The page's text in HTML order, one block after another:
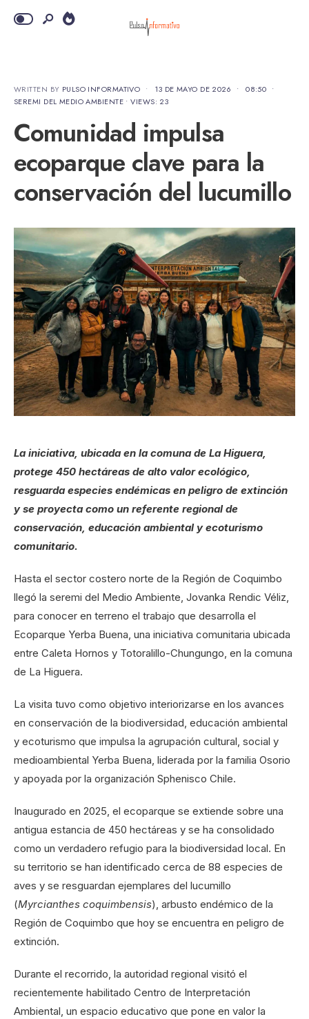
WRITTEN BY PULSO INFORMATIVO • 13 DE MAYO DE 2026 • 08:50 •
SEREMI DEL MEDIO AMBIENTE •VIEWS: 23
Comunidad impulsa
ecoparque clave para la
conservación del lucumillo
La iniciativa, ubicada en la comuna de La Higuera,
protege 450 hectáreas de alto valor ecológico,
resguarda especies endémicas en peligro de extinción
y se proyecta como un referente regional de
conservación, educación ambiental y ecoturismo
comunitario.
Hasta el sector costero norte de la Región de Coquimbo
llegó la seremi del Medio Ambiente, Jovanka Rendic Véliz,
para conocer en terreno el trabajo que desarrolla el
Ecoparque Yerba Buena, una iniciativa comunitaria ubicada
entre Caleta Hornos y Totoralillo-Chungungo, en la comuna
de La Higuera.
La visita tuvo como objetivo interiorizarse en los avances
en conservación de la biodiversidad, educación ambiental
y ecoturismo que impulsa la agrupación cultural, social y
medioambiental Yerba Buena, liderada por la familia Osorio
y apoyada por la organización Sphenisco Chile.
Inaugurado en 2025, el ecoparque se extiende sobre una
antigua estancia de 450 hectáreas y se ha consolidado
como un verdadero refugio para la biodiversidad local. En
su territorio se han identificado cerca de 88 especies de
aves y se resguardan ejemplares del lucumillo
(Myrcianthes coquimbensis), arbusto endémico de la
Región de Coquimbo que hoy se encuentra en peligro de
extinción.
Durante el recorrido, la autoridad regional visitó el
recientemente habilitado Centro de Interpretación
Ambiental, un espacio educativo que pone en valor la